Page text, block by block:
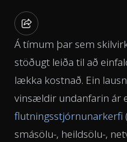
Á tímum þar sem
stöðugt leiða til að
lækka kostnað. Ein
vinsældir undanfarin ár
flutningsstjórnunarkerfi
smásölu-, heildsölu-,